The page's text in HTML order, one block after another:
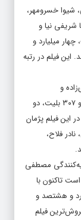
شیوا خسرومهر،
نیا و
با فروش ۵۷ هزار و ۹۸۷ بلیت، چهار میلیارد و
این فیلم در رتبه
و
تهیه‌کنندگی امیرشهاب رضویان نیز با فروش ۳۶ هزار و ۳۰۷ بلیت، دو
این فیلم پژمان
فلاح،
مصطفی
است تاکنون با
و هشتصد و
فیلم